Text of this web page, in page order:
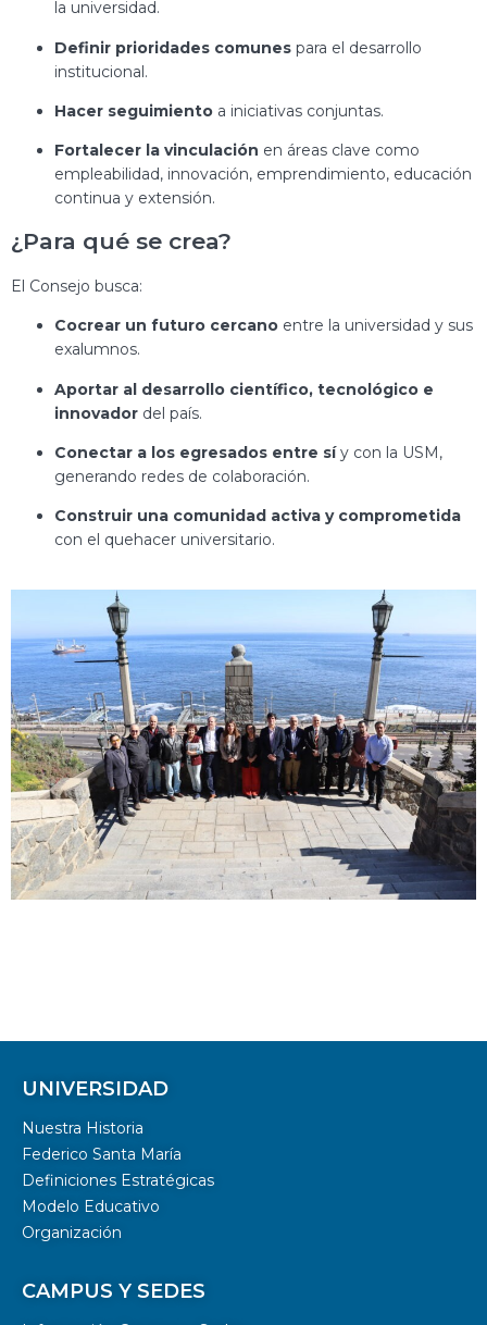
la universidad.
Definir prioridades comunes para el desarrollo
institucional.
Hacer seguimiento a iniciativas conjuntas.
Fortalecer la vinculación en áreas clave como
empleabilidad, innovación, emprendimiento, educación
continua y extensión.
¿ Para qué se crea?
El Consejo busca:
Cocrear un futuro cercano entre la universidad y sus
exalumnos.
Aportar al desarrollo científico, tecnológico e
innovador del país.
Conectar a los egresados entre sí y con la USM,
generando redes de colaboración.
Construir una comunidad activa y comprometida
con el quehacer universitario.
UNIVERSIDAD
Nuestra Historia
Federico Santa María
Definiciones Estratégicas
Modelo Educativo
Organización
CAMPUS Y SEDES